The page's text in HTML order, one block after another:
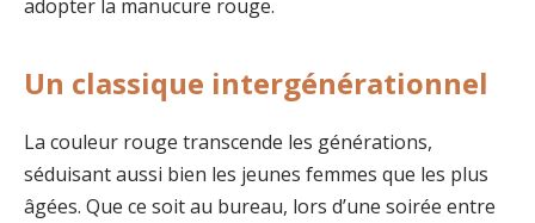
adopter la manucure rouge.
Un classique intergénérationnel
La couleur rouge transcende les générations,
séduisant aussi bien les jeunes femmes que les plus
âgées. Que ce soit au bureau, lors d’une soirée entre